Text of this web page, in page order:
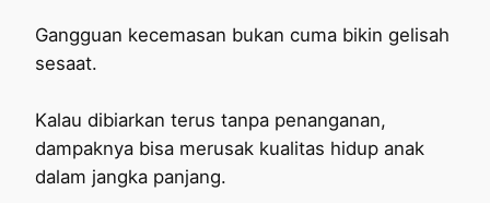
Gangguan kecemasan bukan cuma bikin gelisah
sesaat.
Kalau dibiarkan terus tanpa penanganan,
dampaknya bisa merusak kualitas hidup anak
dalam jangka panjang.